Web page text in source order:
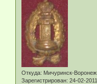
Откуда: Мичуринск-Воронеж
Зарегистрирован: 24-02-2011